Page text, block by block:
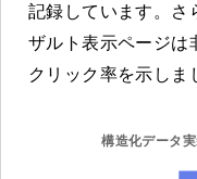
記録しています。さ
ザルト表示ページは
クリック率を示しま